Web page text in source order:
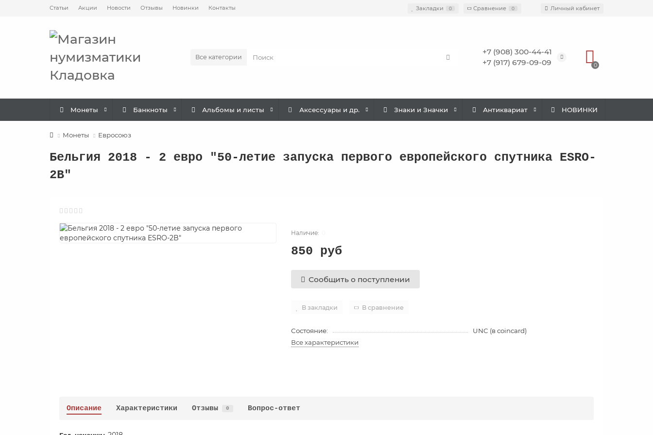
Статьи Акции Новости Отзывы Новинки Контакты Закладки 0 Сравнение 0 Личный кабинет
Все категории
+7 (908) 300-44-41
+7 (917) 679-09-09
0
Монеты Банкноты Альбомы и листы Аксессуары и др. Знаки и Значки Антиквариат НОВИНКИ
Монеты Евросоюз
Бельгия 2018 - 2 евро "50-летие запуска первого европейского спутника ESRO-
2B"
850 руб
Сообщить о поступлении
В закладки В сравнение
Состояние:
UNC (в coincard)
Все характеристики
Описание Характеристики Отзывы 0 Вопрос-ответ